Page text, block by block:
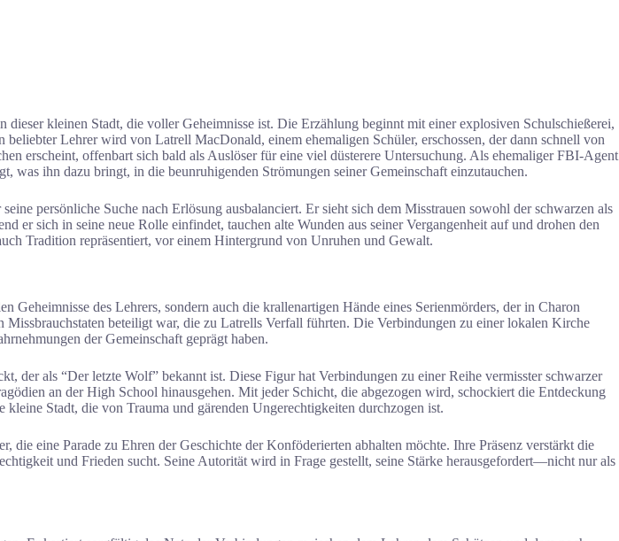
kleinen Stadt, die voller Geheimnisse ist. Die Erzählung beginnt mit einer explosiven Schulschießerei,
Lehrer wird von Latrell MacDonald, einem ehemaligen Schüler, erschossen, der dann schnell von
erscheint, offenbart sich bald als Auslöser für eine viel düsterere Untersuchung. Als ehemaliger FBI-Agent
was ihn dazu bringt, in die beunruhigenden Strömungen seiner Gemeinschaft einzutauchen.
persönliche Suche nach Erlösung ausbalanciert. Er sieht sich dem Misstrauen sowohl der schwarzen als
er sich in seine neue Rolle einfindet, tauchen alte Wunden aus seiner Vergangenheit auf und drohen den
Tradition repräsentiert, vor einem Hintergrund von Unruhen und Gewalt.
des Lehrers, sondern auch die krallenartigen Hände eines Serienmörders, der in Charon
beteiligt war, die zu Latrells Verfall führten. Die Verbindungen zu einer lokalen Kirche
der Gemeinschaft geprägt haben.
der als “Der letzte Wolf” bekannt ist. Diese Figur hat Verbindungen zu einer Reihe vermisster schwarzer
an der High School hinausgehen. Mit jeder Schicht, die abgezogen wird, schockiert die Entdeckung
Stadt, die von Trauma und gärenden Ungerechtigkeiten durchzogen ist.
eine Parade zu Ehren der Geschichte der Konföderierten abhalten möchte. Ihre Präsenz verstärkt die
und Frieden sucht. Seine Autorität wird in Frage gestellt, seine Stärke herausgefordert—nicht nur als